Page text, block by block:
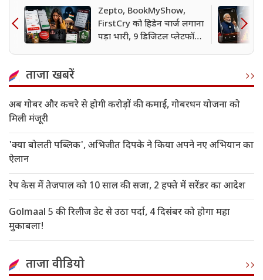
Zepto, BookMyShow,
FirstCry को हिडेन चार्ज लगाना
पड़ा भारी, 9 डिजिटल प्लेटफॉर्म्स
ताजा खबरें
अब गोबर और कचरे से होगी करोड़ों की कमाई, गोबरधन योजना को
मिली मंजूरी
'क्या बोलती पब्लिक', अभिजीत दिपके ने किया अपने नए अभियान का
ऐलान
रेप केस में तेजपाल को 10 साल की सजा, 2 हफ्ते में सरेंडर का आदेश
Golmaal 5 की रिलीज डेट से उठा पर्दा, 4 दिसंबर को होगा महा
मुकाबला!
ताजा वीडियो